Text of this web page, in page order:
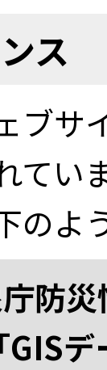
ス
ブサ
てい
のよ
庁防
GIS